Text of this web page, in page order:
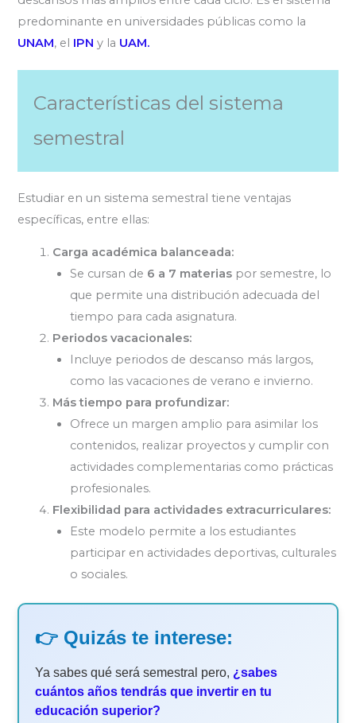
predominante en universidades públicas como la
UNAM, el IPN y la UAM.
Características del sistema
semestral
Estudiar en un sistema semestral tiene ventajas
específicas, entre ellas:
Carga académica balanceada:
Se cursan de 6 a 7 materias por semestre, lo
que permite una distribución adecuada del
tiempo para cada asignatura.
Periodos vacacionales:
Incluye periodos de descanso más largos,
como las vacaciones de verano e invierno.
Más tiempo para profundizar:
Ofrece un margen amplio para asimilar los
contenidos, realizar proyectos y cumplir con
actividades complementarias como prácticas
profesionales.
Flexibilidad para actividades extracurriculares:
Este modelo permite a los estudiantes
participar en actividades deportivas, culturales
o sociales.
👉 Quizás te interese:
Ya sabes qué será semestral pero, ¿sabes
cuántos años tendrás que invertir en tu
educación superior?